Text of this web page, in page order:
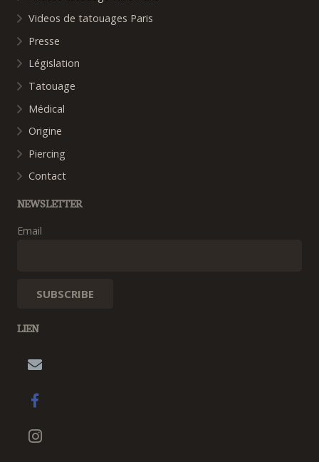
Videos de tatouages Paris
Presse
Législation
Tatouage
Médical
Origine
Piercing
Contact
NEWSLETTER
Email
LIEN